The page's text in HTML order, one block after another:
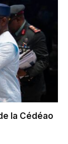
la Cédéao